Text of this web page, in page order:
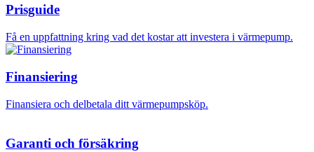
Prisguide
Få en uppfattning kring vad det kostar att investera i värmepump.
Finansiering
Finansiera och delbetala ditt värmepumpsköp.
Garanti och försäkring